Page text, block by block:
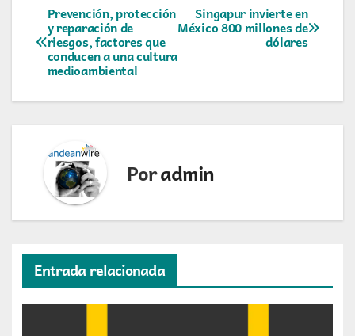
Navegación
de
entradas
Singapur invierte en
México 800 millones de
dólares
Prevención, protección
y reparación de
riesgos, factores que
conducen a una cultura
medioambiental
Poradmin
Entrada relacionada